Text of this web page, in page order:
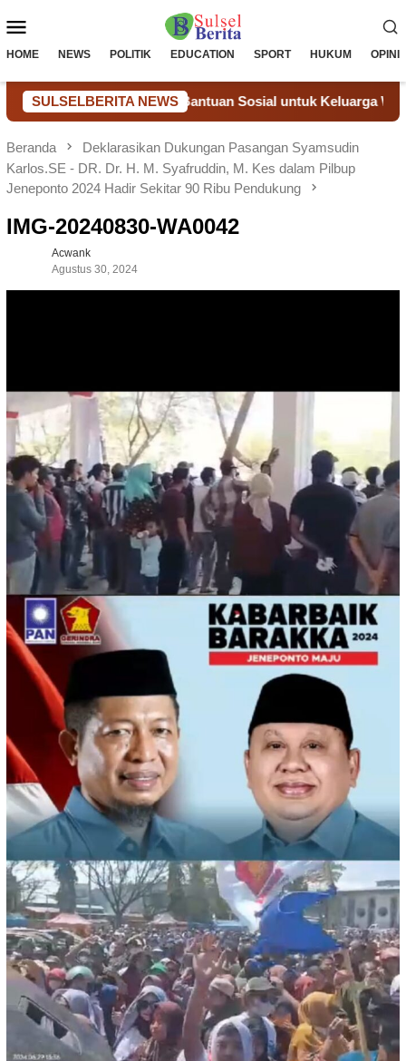
ke
Mobile
HOME NEWS POLITIK EDUCATION SPORT HUKUM OPINI
SULSELBERITA NEWS
Nyata Melalui Bantuan Sosial untuk Keluarga Warga
Beranda
Deklarasikan Dukungan Pasangan Syamsudin
Karlos.SE - DR. Dr. H. M. Syafruddin, M. Kes dalam Pilbup
Jeneponto 2024 Hadir Sekitar 90 Ribu Pendukung
IMG-20240830-WA0042
Acwank
Agustus 30, 2024